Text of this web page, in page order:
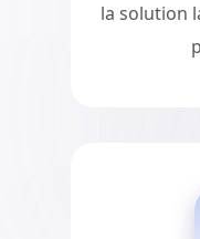
la solution